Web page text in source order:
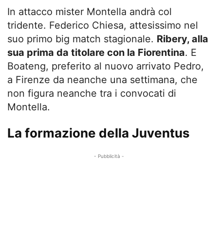
In attacco mister Montella andrà col
tridente. Federico Chiesa, attesissimo nel
suo primo big match stagionale. Ribery, alla
sua prima da titolare con la Fiorentina. E
Boateng, preferito al nuovo arrivato Pedro,
a Firenze da neanche una settimana, che
non figura neanche tra i convocati di
Montella.
La formazione della Juventus
- Pubblicità -